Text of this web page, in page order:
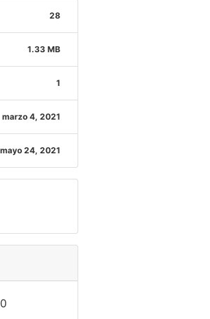
28
1.33 MB
1
marzo 4, 2021
mayo 24, 2021